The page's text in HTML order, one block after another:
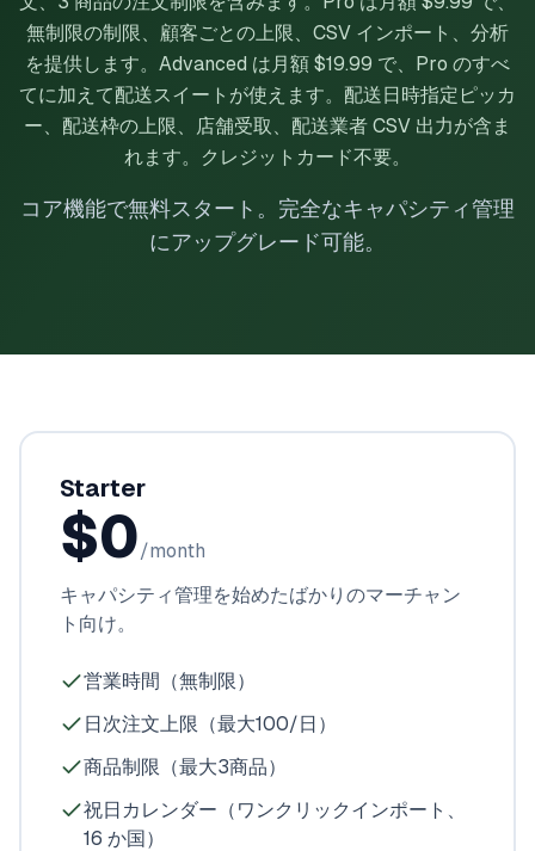
無制限の制限、顧客ごとの上限、CSV インポート、分析
を提供します。Advanced は月額 $19.99 で、Pro のすべ
てに加えて配送スイートが使えます。配送日時指定ピッカ
ー、配送枠の上限、店舗受取、配送業者 CSV 出力が含ま
れます。クレジットカード不要。
コア機能で無料スタート。完全なキャパシティ管理
にアップグレード可能。
Starter
$0/month
キャパシティ管理を始めたばかりのマーチャン
ト向け。
営業時間（無制限）
日次注文上限（最大100/日）
商品制限（最大3商品）
祝日カレンダー（ワンクリックインポート、
16 か国）